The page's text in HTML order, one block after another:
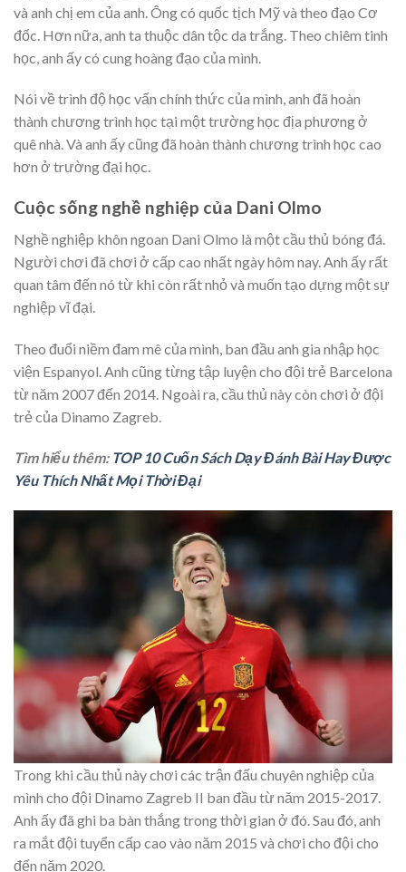
và anh chị em của anh. Ông có quốc tịch Mỹ và theo đạo Cơ
đốc. Hơn nữa, anh ta thuộc dân tộc da trắng. Theo chiêm tinh
học, anh ấy có cung hoàng đạo của mình.
Nói về trình độ học vấn chính thức của mình, anh đã hoàn
thành chương trình học tại một trường học địa phương ở
quê nhà. Và anh ấy cũng đã hoàn thành chương trình học cao
hơn ở trường đại học.
Cuộc sống nghề nghiệp của Dani Olmo
Nghề nghiệp khôn ngoan Dani Olmo là một cầu thủ bóng đá.
Người chơi đã chơi ở cấp cao nhất ngày hôm nay. Anh ấy rất
quan tâm đến nó từ khi còn rất nhỏ và muốn tạo dựng một sự
nghiệp vĩ đại.
Theo đuổi niềm đam mê của mình, ban đầu anh gia nhập học
viện Espanyol. Anh cũng từng tập luyện cho đội trẻ Barcelona
từ năm 2007 đến 2014. Ngoài ra, cầu thủ này còn chơi ở đội
trẻ của Dinamo Zagreb.
Tìm hiểu thêm: TOP 10 Cuốn Sách Dạy Đánh Bài Hay Được
Yêu Thích Nhất Mọi Thời Đại
Trong khi cầu thủ này chơi các trận đấu chuyên nghiệp của
mình cho đội Dinamo Zagreb II ban đầu từ năm 2015-2017.
Anh ấy đã ghi ba bàn thắng trong thời gian ở đó. Sau đó, anh
ra mắt đội tuyển cấp cao vào năm 2015 và chơi cho đội cho
đến năm 2020.